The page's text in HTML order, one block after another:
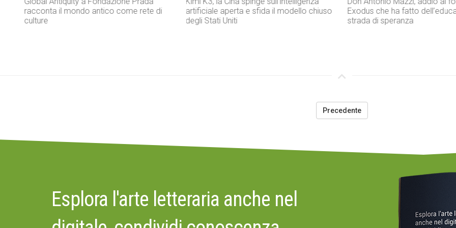
artificiale aperta e sfida il modello chiuso
degli Stati Uniti
Exodus che ha fatto dell’educazione una
strada di speranza
una ferita aperta nella storia
Precedente
Esplora l'arte letteraria anche nel